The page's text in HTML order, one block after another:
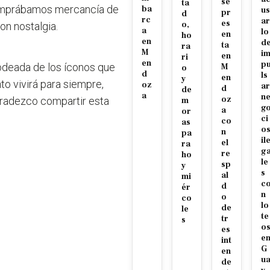
mercancía de
nostalgia.
de los íconos que
vivirá para siempre,
compartir esta
ba
rc
a
en
M
en
d
oz
a
ta
d
o,
ho
ra
ri
o
y
de
m
or
as
pa
ra
ho
y
mi
ér
co
le
s
pr
es
en
ta
en
M
en
d
oz
a
co
n
el
re
sp
al
d
o
de
tr
es
int
en
de
us
ar
lo
de
im
ls
ar
ne
go
ci
os
ile
le
s
co
n
lo
te
os
en
G
ua